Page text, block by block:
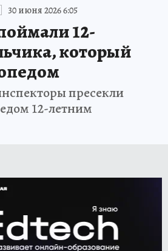
30 июня 2026 6:05
12-
который
пресекли
12-летним